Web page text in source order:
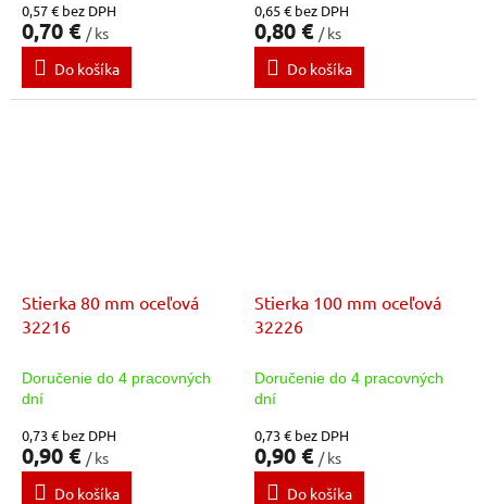
0,57 € bez DPH
0,70 € / ks
Do košíka
0,65 € bez DPH
0,80 € / ks
Do košíka
Stierka 80 mm oceľová
32216
Doručenie do 4 pracovných
dní
0,73 € bez DPH
0,90 € / ks
Do košíka
Stierka 100 mm oceľová
32226
Doručenie do 4 pracovných
dní
0,73 € bez DPH
0,90 € / ks
Do košíka